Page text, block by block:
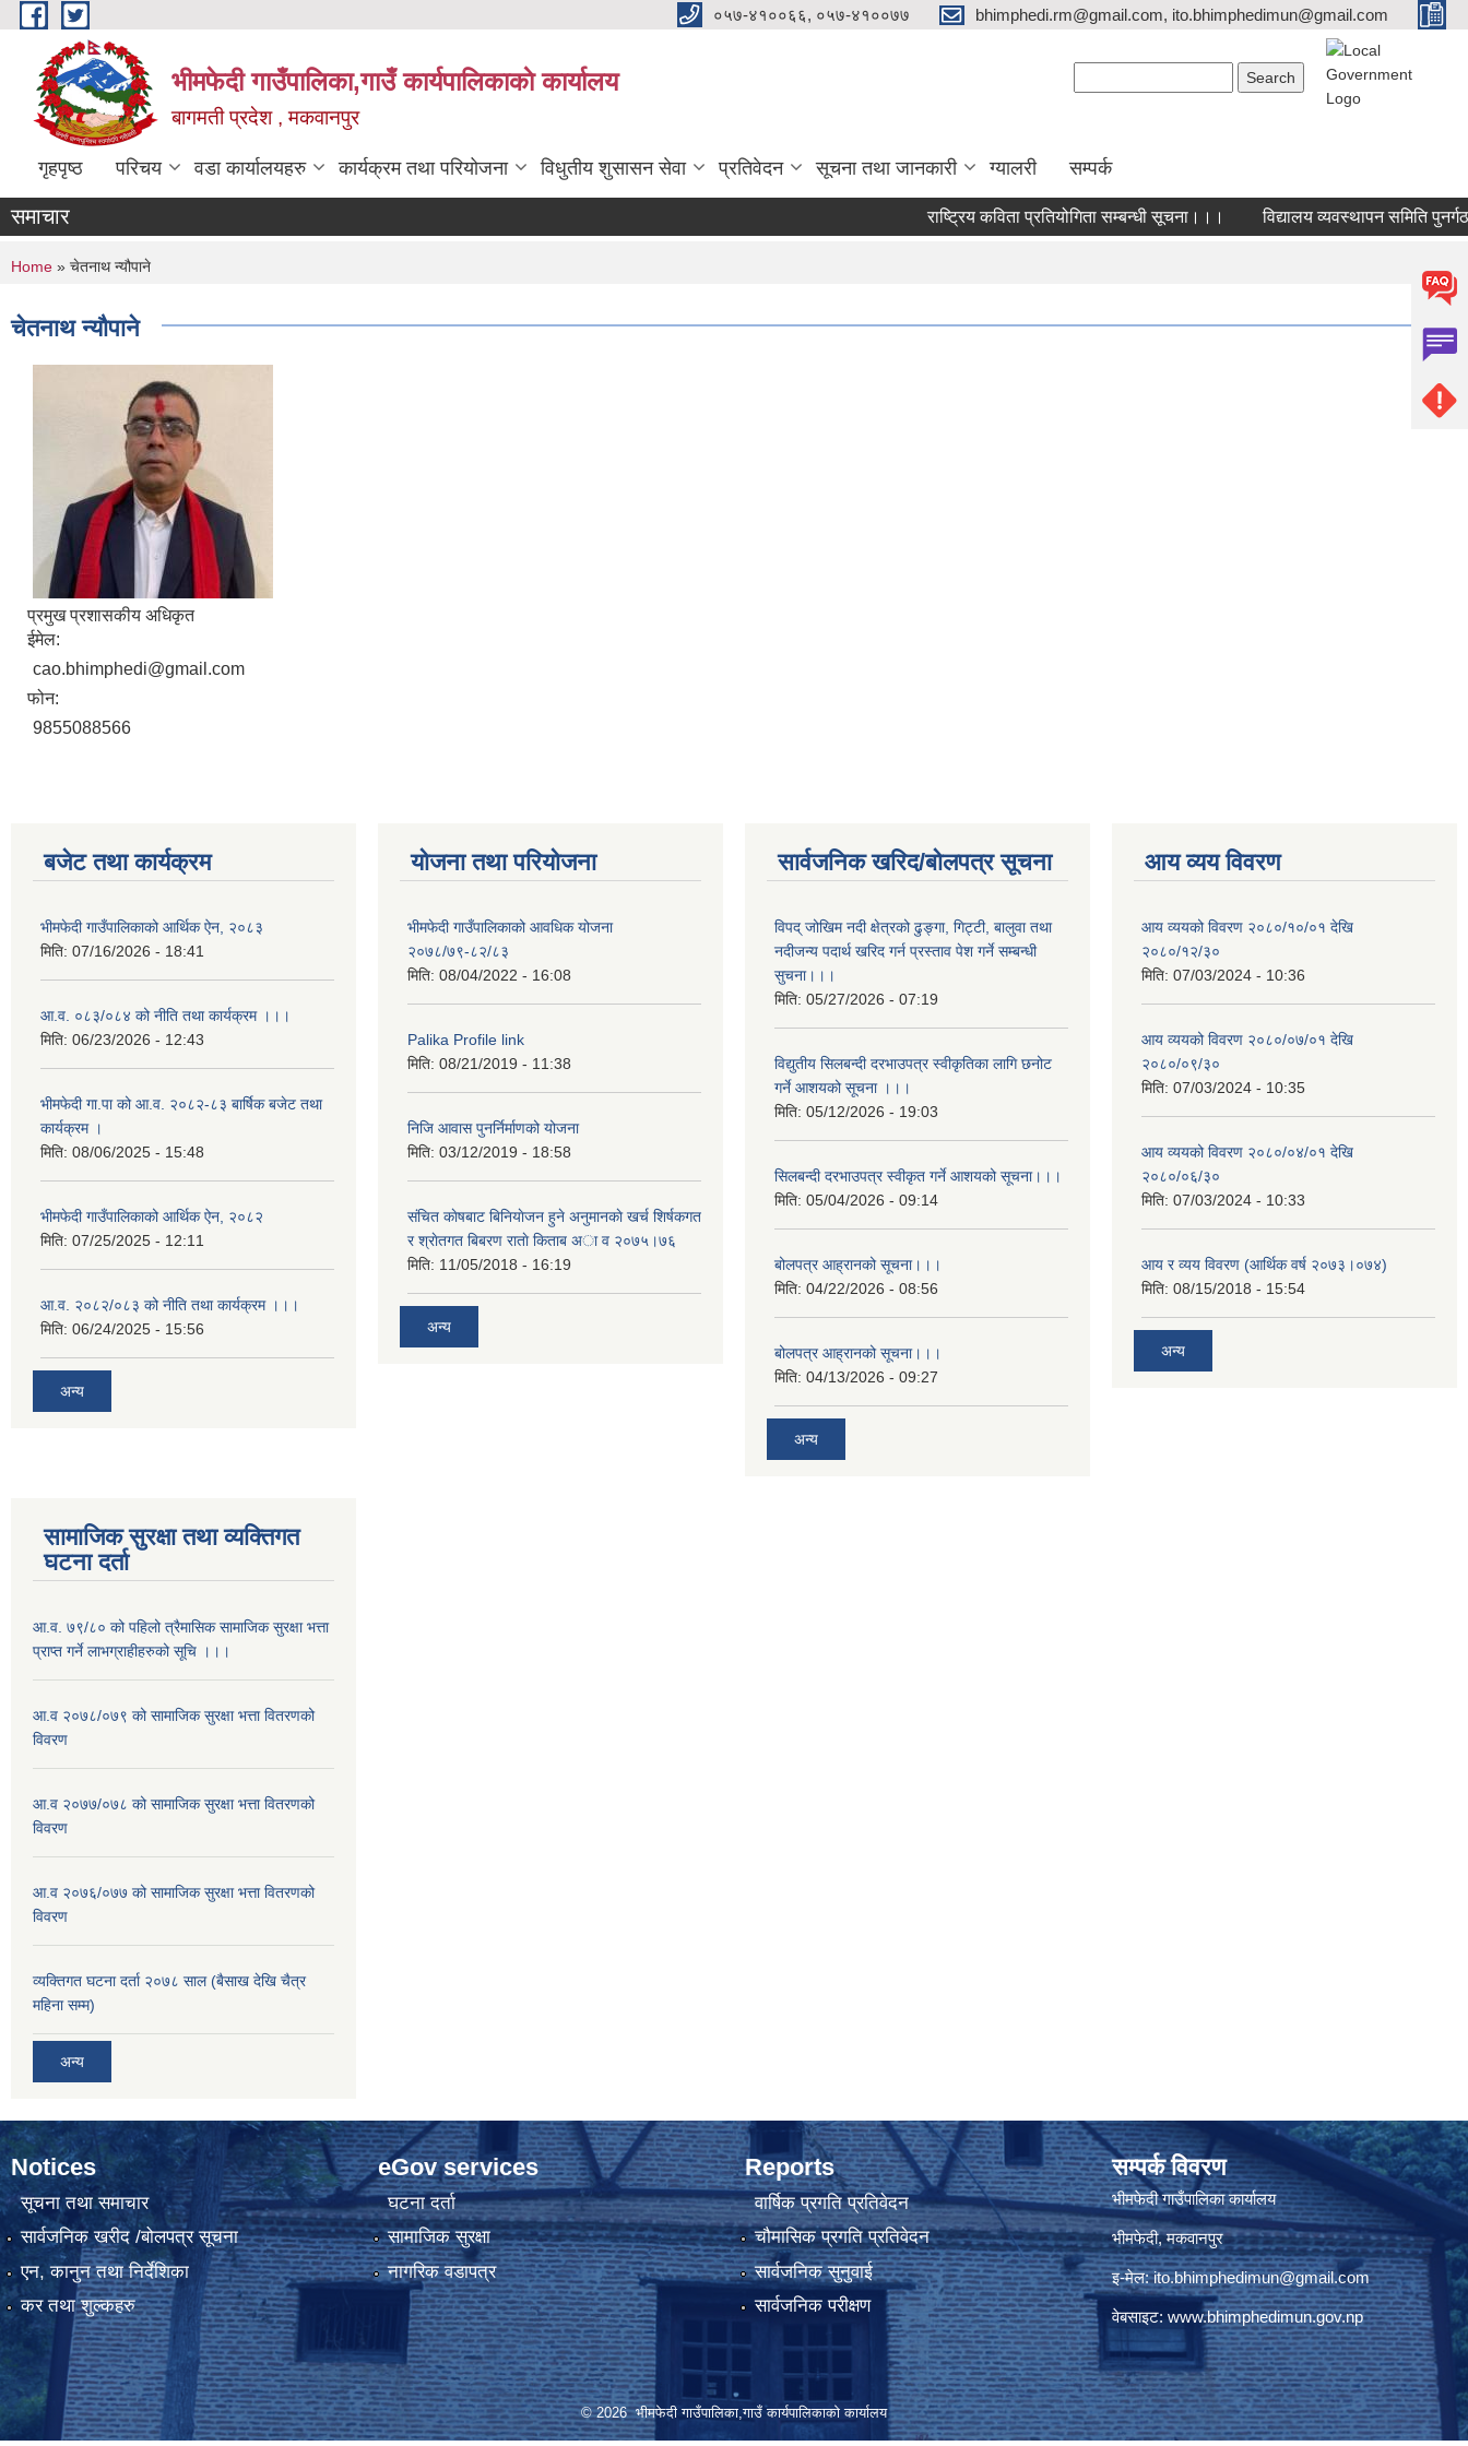
Skip to main content ०५७-४१००६६, ०५७-४१००७७ bhimphedi.rm@gmail.com, ito.bhimphedimun@gmail.com
भीमफेदी गाउँपालिका,गाउँ कार्यपालिकाकाे कार्यालय
बागमती प्रदेश , मकवानपुर
गृहपृष्ठ परिचय वडा कार्यालयहरु कार्यक्रम तथा परियोजना विधुतीय शुसासन सेवा प्रतिवेदन सूचना तथा जानकारी ग्यालरी सम्पर्क
समाचार राष्ट्रिय कविता प्रतियोगिता सम्बन्धी सूचना।।। विद्यालय व्यवस्थापन समिति
You are here
Home » चेतनाथ न्यौपाने
चेतनाथ न्यौपाने
प्रमुख प्रशासकीय अधिकृत
ईमेल:
cao.bhimphedi@gmail.com
फोन:
9855088566
बजेट तथा कार्यक्रम
भीमफेदी गाउँपालिकाको आर्थिक ऐन, २०८३
मिति: 07/16/2026 - 18:41
आ.व. ०८३/०८४ को नीति तथा कार्यक्रम ।।।
मिति: 06/23/2026 - 12:43
भीमफेदी गा.पा को आ.व. २०८२-८३ बार्षिक बजेट तथा
कार्यक्रम ।
मिति: 08/06/2025 - 15:48
भीमफेदी गाउँपालिकाको आर्थिक ऐन, २०८२
मिति: 07/25/2025 - 12:11
आ.व. २०८२/०८३ को नीति तथा कार्यक्रम ।।।
मिति: 06/24/2025 - 15:56
अन्य
योजना तथा परियोजना
भीमफेदी गाउँपालिकाको आवधिक योजना
२०७८/७९-८२/८३
मिति: 08/04/2022 - 16:08
Palika Profile link
मिति: 08/21/2019 - 11:38
निजि आवास पुनर्निर्माणको योजना
मिति: 03/12/2019 - 18:58
संचित काेषबाट बिनियाेजन हुने अनुमानकाे खर्च शिर्षकगत
र श्राेतगत बिबरण राताे किताब अा‍ व २‍०७५।७६
मिति: 11/05/2018 - 16:19
अन्य
सार्वजनिक खरिद/बोलपत्र सूचना
विपद् जोखिम नदी क्षेत्रको ढुङ्गा, गिट्टी, बालुवा तथा
नदीजन्य पदार्थ खरिद गर्न प्रस्ताव पेश गर्ने सम्बन्धी
सुचना।।।
मिति: 05/27/2026 - 07:19
विद्युतीय सिलबन्दी दरभाउपत्र स्वीकृतिका लागि छनोट
गर्ने आशयको सूचना ।।।
मिति: 05/12/2026 - 19:03
सिलबन्दी दरभाउपत्र स्वीकृत गर्ने आशयको सूचना।।।
मिति: 05/04/2026 - 09:14
बोलपत्र आह्रानको सूचना।।।
मिति: 04/22/2026 - 08:56
बोलपत्र आह्रानको सूचना।।।
मिति: 04/13/2026 - 09:27
अन्य
आय व्यय विवरण
आय व्ययको विवरण २०८०/१०/०१ देखि
२०८०/१२/३०
मिति: 07/03/2024 - 10:36
आय व्ययको विवरण २०८०/०७/०१ देखि
२०८०/०९/३०
मिति: 07/03/2024 - 10:35
आय व्ययको विवरण २०८०/०४/०१ देखि
२०८०/०६/३०
मिति: 07/03/2024 - 10:33
आय र व्यय विवरण (आर्थिक वर्ष २०७३।०७४)
मिति: 08/15/2018 - 15:54
अन्य
सामाजिक सुरक्षा तथा व्यक्तिगत
घटना दर्ता
आ.व. ७९/८० को पहिलो त्रैमासिक सामाजिक सुरक्षा भत्ता
प्राप्त गर्ने लाभग्राहीहरुको सूचि ।।।
आ.व २०७८/०७९ को सामाजिक सुरक्षा भत्ता वितरणको
विवरण
आ.व २०७७/०७८ को सामाजिक सुरक्षा भत्ता वितरणको
विवरण
आ.व २०७६/०७७ को सामाजिक सुरक्षा भत्ता वितरणको
विवरण
व्यक्तिगत घटना दर्ता २०७८ साल (बैसाख देखि चैत्र
महिना सम्म)
अन्य
Notices
सूचना तथा समाचार
सार्वजनिक खरीद /बोलपत्र सूचना
एन, कानुन तथा निर्देशिका
कर तथा शुल्कहरु
eGov services
घटना दर्ता
सामाजिक सुरक्षा
नागरिक वडापत्र
Reports
वार्षिक प्रगति प्रतिवेदन
चौमासिक प्रगति प्रतिवेदन
सार्वजनिक सुनुवाई
सार्वजनिक परीक्षण
सम्पर्क विवरण
भीमफेदी गाउँपालिका कार्यालय
भीमफेदी, मकवानपुर
इ-मेल:ito.bhimphedimun@gmail.com
वेबसाइट: www.bhimphedimun.gov.np
© 2026 भीमफेदी गाउँपालिका,गाउँ कार्यपालिकाकाे कार्यालय